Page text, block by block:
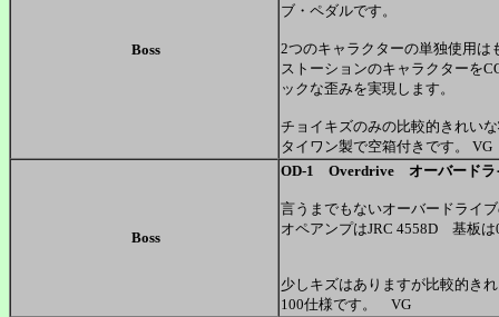
Boss
ブ・ペダルです。
2つのキャラクターの単独使用は
ストーションのキャラクターを
ックな歪みを実現します。
チョイキズのみの比較的きれい
タイワン製で空箱付きです。 VG
Boss
OD-1 Overdrive オーバード
言うまでもないオーバードライ
オペアンプはJRC 4558D 基板
少しキズはありますが比較的き
100仕様です。 VG